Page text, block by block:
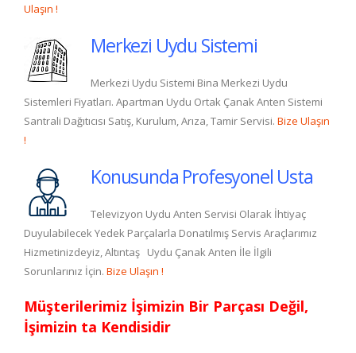
Ulaşın !
Merkezi Uydu Sistemi
Merkezi Uydu Sistemi Bina Merkezi Uydu
Sistemleri Fiyatları. Apartman Uydu Ortak Çanak Anten Sistemi
Santrali Dağıtıcısı Satış, Kurulum, Arıza, Tamir Servisi. Bize Ulaşın
!
Konusunda Profesyonel Usta
Televizyon Uydu Anten Servisi Olarak İhtiyaç
Duyulabilecek Yedek Parçalarla Donatılmış Servis Araçlarımız
Hizmetinizdeyiz, Altıntaş Uydu Çanak Anten İle İlgili
Sorunlarınız İçin. Bize Ulaşın !
Müşterilerimiz İşimizin Bir Parçası Değil,
İşimizin ta Kendisidir